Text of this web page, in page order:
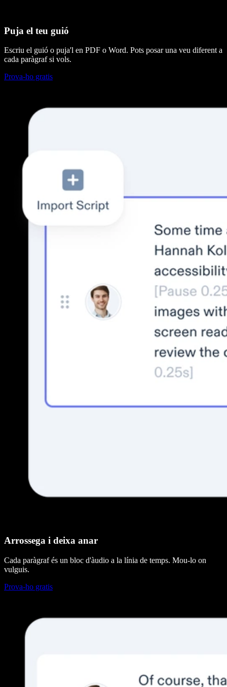
Puja el teu guió
Escriu el guió o puja'l en PDF o Word. Pots posar una veu diferent a
cada paràgraf si vols.
Prova-ho gratis
Arrossega i deixa anar
Cada paràgraf és un bloc d'àudio a la línia de temps. Mou-lo on
vulguis.
Prova-ho gratis